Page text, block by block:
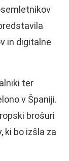
in digitalne
ter
v Španiji.
brošuri
ki bo izšla za